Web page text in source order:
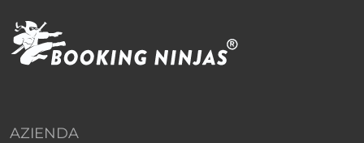
AZIENDA